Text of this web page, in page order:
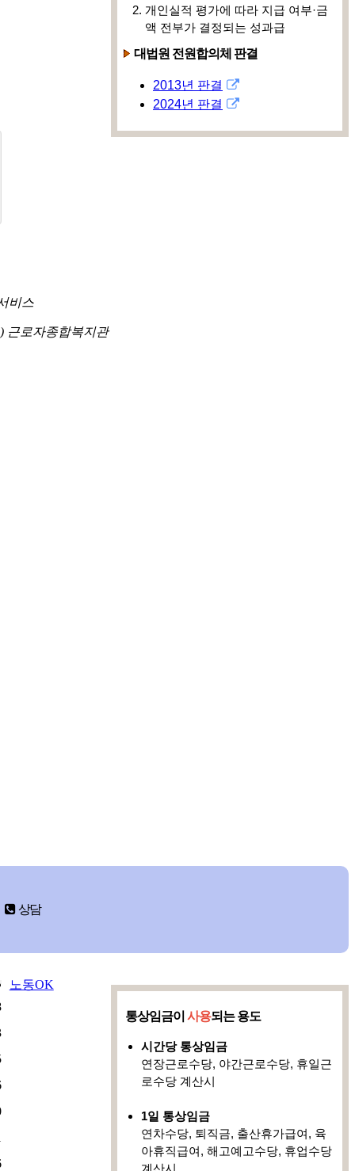
개인실적 평가에 따라 지급 여부·금
액 전부가 결정되는 성과급
대법원 전원합의체 판결
2013년 판결
2024년 판결
상담
통상임금이 사용되는 용도
시간당 통상임금
연장근로수당, 야간근로수당, 휴일근
로수당 계산시
1일 통상임금
연차수당, 퇴직금, 출산휴가급여, 육
아휴직급여, 해고예고수당, 휴업수당
계산시
비스
근로자종합복지관
노동OK